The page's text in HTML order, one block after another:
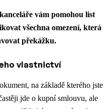
vám pomohou list
všechna omezení, která
překážku.
vlastnictví
na základě kterého jste
jde o kupní smlouvu, ale